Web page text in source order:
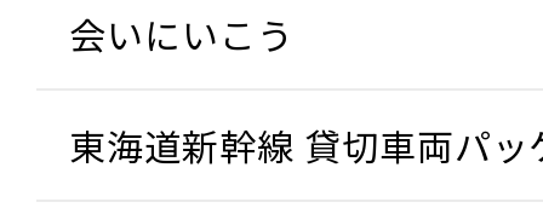
会いにいこう
東海道新幹線 貸切車両パッ